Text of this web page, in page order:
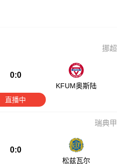
挪超
0:0
KFUM奥斯陆
直播中
瑞典甲
0:0
松兹瓦尔